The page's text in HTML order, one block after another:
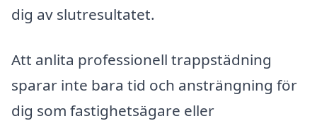
dig av slutresultatet.
Att anlita professionell trappstädning
sparar inte bara tid och ansträngning för
dig som fastighetsägare eller